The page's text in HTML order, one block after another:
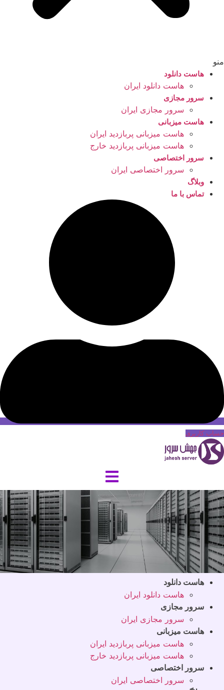
منو
هاست دانلود
هاست دانلود ایران
سرور مجازی
سرور مجازی ایران
هاست میزبانی
هاست میزبانی پربازدید ایران
هاست میزبانی پربازدید خارج
سرور اختصاصی
سرور اختصاصی ایران
وبلاگ
تماس با ما
حساب کاربری
هاست دانلود
هاست دانلود ایران
سرور مجازی
سرور مجازی ایران
هاست میزبانی
هاست میزبانی پربازدید ایران
هاست میزبانی پربازدید خارج
سرور اختصاصی
سرور اختصاصی ایران